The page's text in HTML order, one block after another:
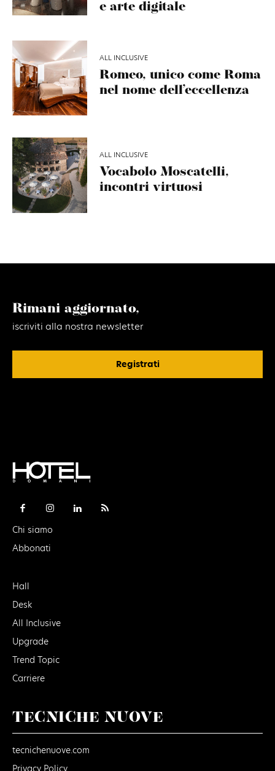
e arte digitale
ALL INCLUSIVE
Romeo, unico come Roma
nel nome dell’eccellenza
ALL INCLUSIVE
Vocabolo Moscatelli,
incontri virtuosi
Rimani aggiornato,
iscriviti alla nostra newsletter
Registrati
Chi siamo
Abbonati
Hall
Desk
All Inclusive
Upgrade
Trend Topic
Carriere
TECNICHE NUOVE
tecnichenuove.com
Privacy Policy